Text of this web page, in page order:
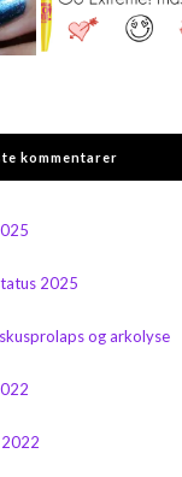
kommentarer
2025
og arkolyse